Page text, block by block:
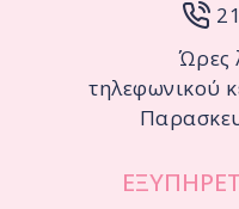
Ώρες
τηλεφωνικού